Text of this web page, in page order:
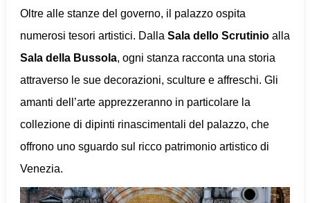
Oltre alle stanze del governo, il palazzo ospita
numerosi tesori artistici. DallaSala dello Scrutinioalla
Sala della Bussola, ogni stanza racconta una storia
attraverso le sue decorazioni, sculture e affreschi. Gli
amanti dell’arte apprezzeranno in particolare la
collezione di dipinti rinascimentali del palazzo, che
offrono uno sguardo sul ricco patrimonio artistico di
Venezia.